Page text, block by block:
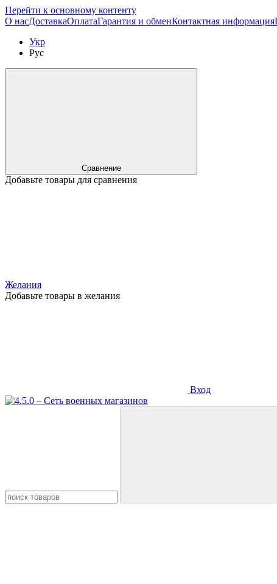
Перейти к основному контенту
О насДоставкаОплатаГарантия и обменКонтактная информация
Укр
Рус
Сравнение
Добавьте товары для сравнения
Желания
Добавьте товары в желания
Вход